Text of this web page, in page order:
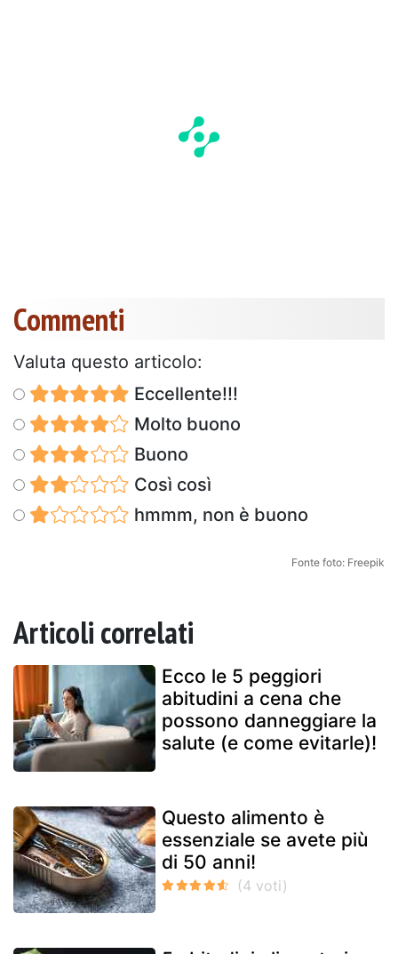
Commenti
Valuta questo articolo:
Eccellente!!!
Molto buono
Buono
Così così
hmmm, non è buono
Fonte foto: Freepik
Articoli correlati
Ecco le 5 peggiori
abitudini a cena che
possono danneggiare la
salute (e come evitarle)!
Questo alimento è
essenziale se avete più
di 50 anni!